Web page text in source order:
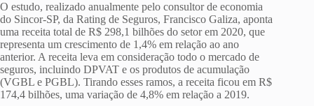
O estudo, realizado anualmente pelo consultor de economia
do Sincor-SP, da Rating de Seguros, Francisco Galiza, aponta
uma receita total de R$ 298,1 bilhões do setor em 2020, que
representa um crescimento de 1,4% em relação ao ano
anterior. A receita leva em consideração todo o mercado de
seguros, incluindo DPVAT e os produtos de acumulação
(VGBL e PGBL). Tirando esses ramos, a receita ficou em R$
174,4 bilhões, uma variação de 4,8% em relação a 2019.